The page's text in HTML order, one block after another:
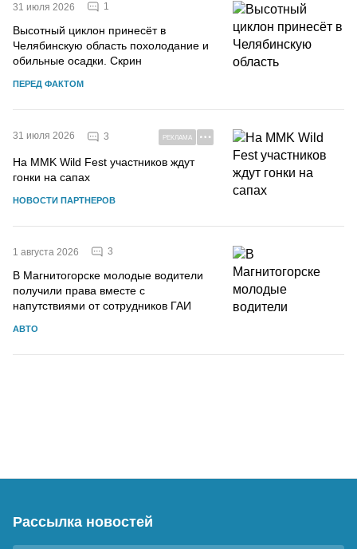
31 июля 2026 1
Высотный циклон принесёт в
Челябинскую область похолодание и
обильные осадки. Скрин
ПЕРЕД ФАКТОМ
31 июля 2026 3 РЕКЛАМА
На MMK Wild Fest участников ждут
гонки на сапах
НОВОСТИ ПАРТНЕРОВ
1 августа 2026 3
В Магнитогорске молодые водители
получили права вместе с
напутствиями от сотрудников ГАИ
АВТО
Рассылка новостей